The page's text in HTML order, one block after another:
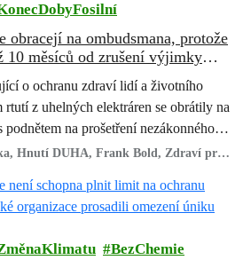
obracejí na ombudsmana, protože
10 měsíců od zrušení výjimky
rtuť
o ochranu zdraví lidí a životního
rtutí z uhelných elektráren se obrátily na
na prošetření nezákonného
Hnutí DUHA, Frank Bold, Zdraví pro
BezChemie